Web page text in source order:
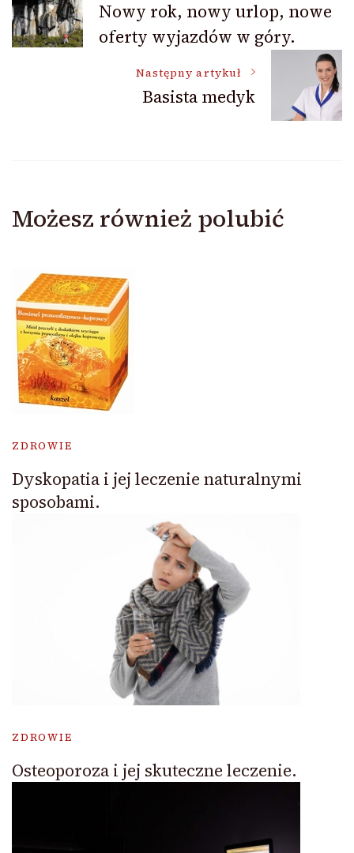
wpisu
Nowy rok, nowy urlop, nowe
oferty wyjazdów w góry.
Następny artykuł
Basista medyk
Możesz również polubić
ZDROWIE
Dyskopatia i jej leczenie naturalnymi
sposobami.
ZDROWIE
Osteoporoza i jej skuteczne leczenie.